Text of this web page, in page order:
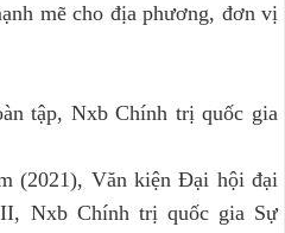
mẽ cho địa phương, đơn vị
tập, Nxb Chính trị quốc gia
(2021), Văn kiện Đại hội đại
Nxb Chính trị quốc gia Sự